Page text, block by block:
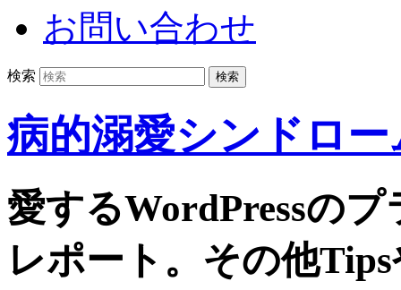
お問い合わせ
検索
病的溺愛シンドロー
愛するWordPressの
レポート。その他